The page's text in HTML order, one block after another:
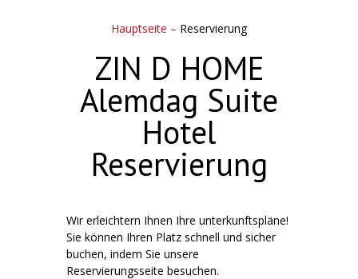
Hauptseite – Reservierung
ZIN D HOME
Alemdag Suite
Hotel
Reservierung
Wir erleichtern Ihnen Ihre unterkunftspläne!
Sie können Ihren Platz schnell und sicher
buchen, indem Sie unsere
Reservierungsseite besuchen.